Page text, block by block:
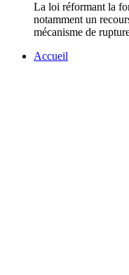
La loi réformant la
notamment un
mécanisme de
Accueil